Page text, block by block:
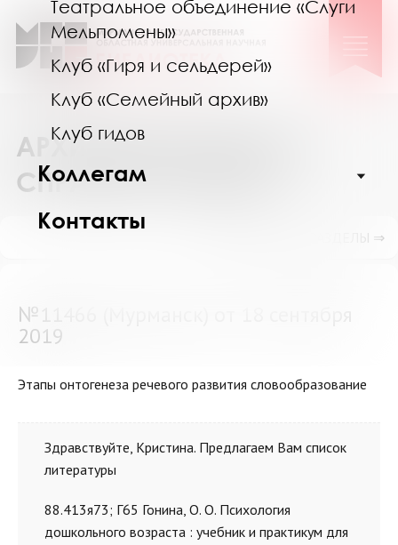
Театральное объединение «Слуги
Мельпомены»
Клуб «Гиря и сельдерей»
Клуб «Семейный архив»
Клуб гидов
Коллегам
Контакты
АРХИВ ВЫПОЛНЕННЫХ
СПРАВОК И ПОИСК
№11466 (Мурманск) от 18 сентября
2019
Этапы онтогенеза речевого развития словообразование
Здравствуйте, Кристина. Предлагаем Вам список
литературы
88.413я73; Г65 Гонина, О. О. Психология
дошкольного возраста : учебник и практикум для
ПОКАЗАТЬ ПОДРАЗДЕЛЫ ⇒